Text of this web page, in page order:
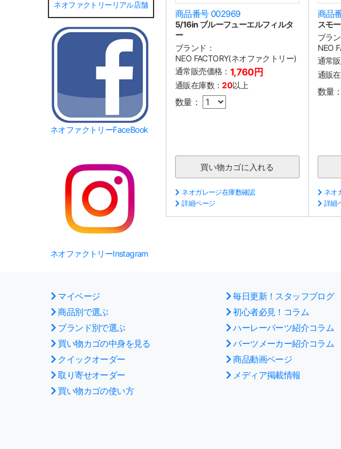
ネオファクトリーリアル店舗
ネオファクトリーFaceBook
ネオファクトリーInstagram
商品番号 002969
5/16in ブルーフューエルフィルタ
ー
ブランド：
NEO FACTORY(ネオファクトリー)
通常販売価格： 1,760円
通販在庫数：20以上
数量：
ネオガレージ在庫数確認
詳細ページ
商品
スモ
ブラン
NEO
通常
通販
数量：
ネオ
詳細
マイページ
商品別で選ぶ
ブランド別で選ぶ
買い物カゴの中身を見る
クイックオーダー
取り寄せオーダー
買い物カゴの使い方
毎日更新！スタッフブログ
初心者必見！コラム
ハーレーパーツ紹介コラム
パーツメーカー紹介コラム
商品動画ページ
メディア掲載情報